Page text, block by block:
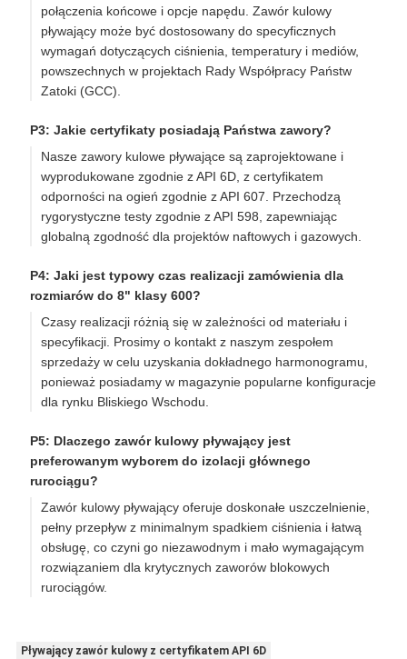
połączenia końcowe i opcje napędu. Zawór kulowy
pływający może być dostosowany do specyficznych
wymagań dotyczących ciśnienia, temperatury i mediów,
powszechnych w projektach Rady Współpracy Państw
Zatoki (GCC).
P3: Jakie certyfikaty posiadają Państwa zawory?
Nasze zawory kulowe pływające są zaprojektowane i
wyprodukowane zgodnie z API 6D, z certyfikatem
odporności na ogień zgodnie z API 607. Przechodzą
rygorystyczne testy zgodnie z API 598, zapewniając
globalną zgodność dla projektów naftowych i gazowych.
P4: Jaki jest typowy czas realizacji zamówienia dla
rozmiarów do 8" klasy 600?
Czasy realizacji różnią się w zależności od materiału i
specyfikacji. Prosimy o kontakt z naszym zespołem
sprzedaży w celu uzyskania dokładnego harmonogramu,
ponieważ posiadamy w magazynie popularne konfiguracje
dla rynku Bliskiego Wschodu.
P5: Dlaczego zawór kulowy pływający jest
preferowanym wyborem do izolacji głównego
rurociągu?
Zawór kulowy pływający oferuje doskonałe uszczelnienie,
pełny przepływ z minimalnym spadkiem ciśnienia i łatwą
obsługę, co czyni go niezawodnym i mało wymagającym
rozwiązaniem dla krytycznych zaworów blokowych
rurociągów.
Pływający zawór kulowy z certyfikatem API 6D